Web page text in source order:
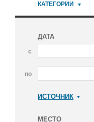
КАТЕГОРИИ
ДАТА
с
по
ИСТОЧНИК
МЕСТО